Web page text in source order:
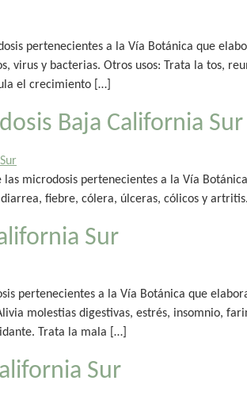
pertenecientes a la Vía Botánica que
virus y bacterias. Otros usos: Trata la tos,
el crecimiento […]
Baja California Sur
microdosis pertenecientes a la Vía
fiebre, cólera, úlceras, cólicos y
Sur
pertenecientes a la Vía Botánica que
molestias digestivas, estrés, insomnio,
Trata la mala […]
Sur